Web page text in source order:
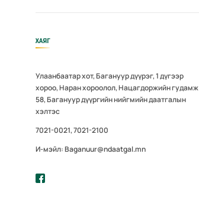
ХАЯГ
Улаанбаатар хот, Багануур дүүрэг, 1 дүгээр
хороо, Наран хороолол, Нацагдоржийн гудамж
58, Багануур дүүргийн нийгмийн даатгалын
хэлтэс
7021-0021, 7021-2100
И-мэйл: Baganuur@ndaatgal.mn